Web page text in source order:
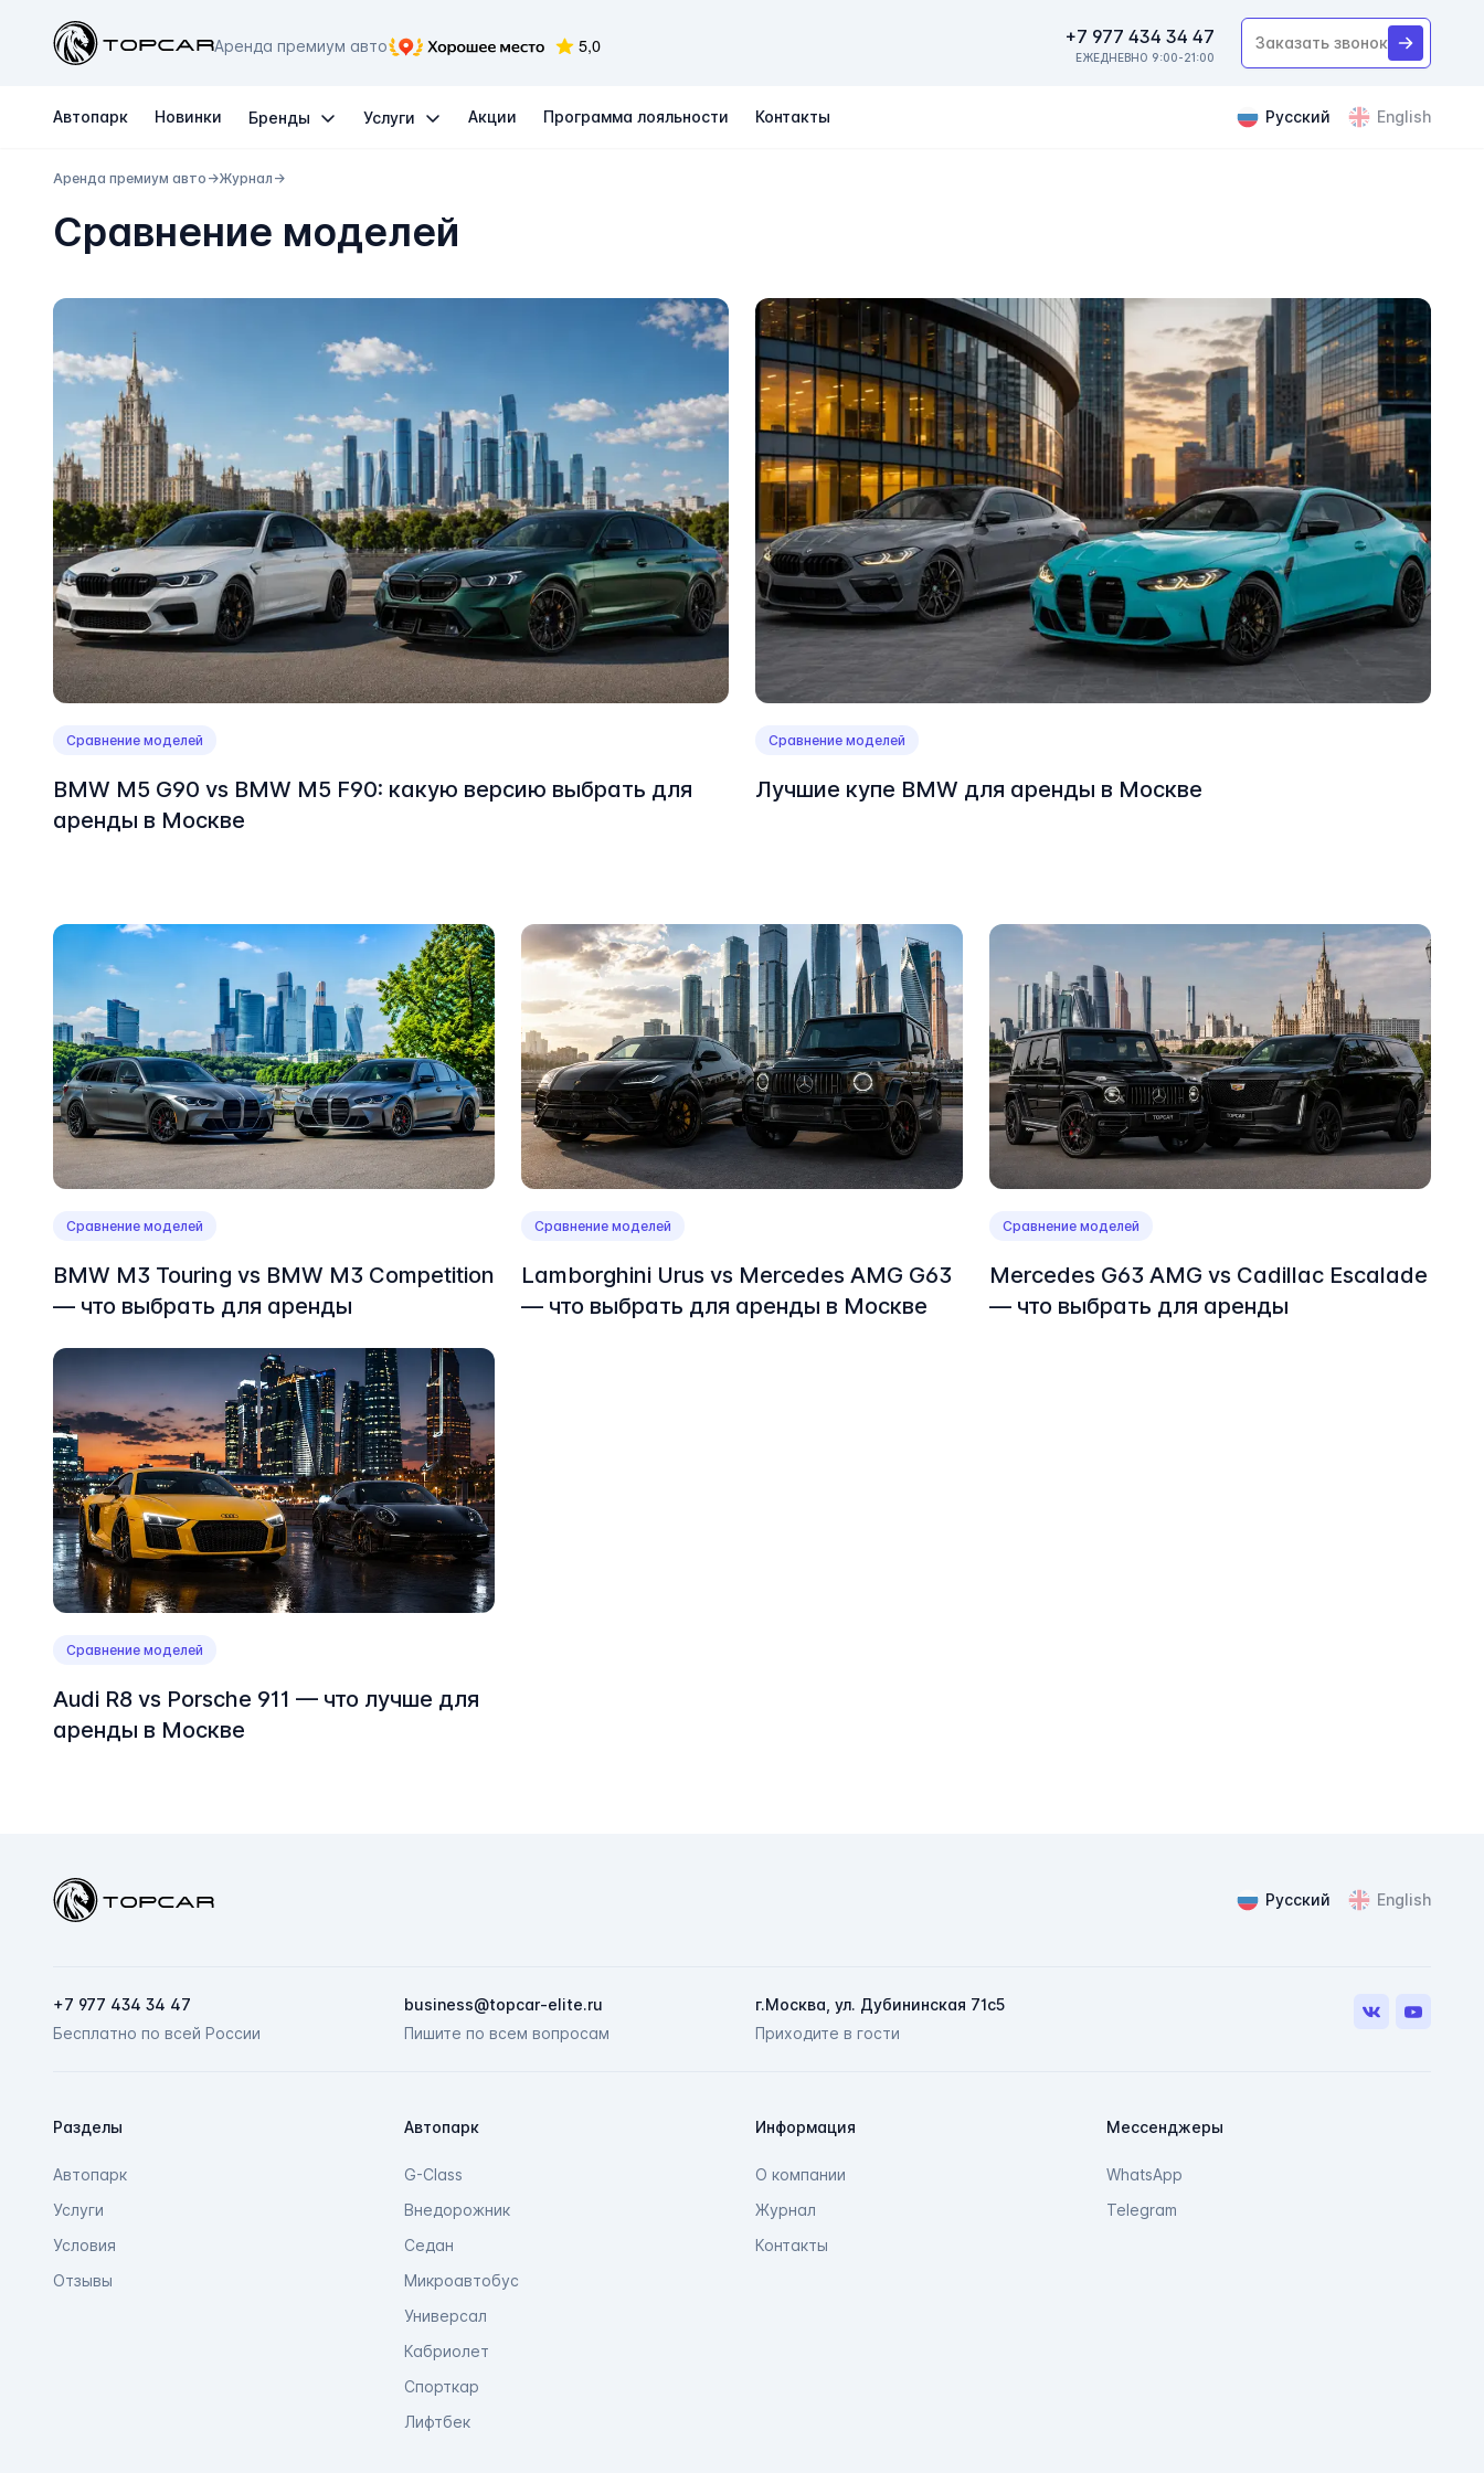
Topcar
Аренда премиум авто +7 977 434 34 47
ЕЖЕДНЕВНО 9:00-21:00
Заказать звонок
Автопарк Новинки Бренды Услуги Акции Программа лояльности Контакты Русский English
Аренда премиум авто →Журнал →
Сравнение моделей
Сравнение моделей
BMW M5 G90 vs BMW M5 F90: какую версию выбрать для
аренды в Москве
Сравнение моделей
Лучшие купе BMW для аренды в Москве
Сравнение моделей
BMW M3 Touring vs BMW M3 Competition
— что выбрать для аренды
Сравнение моделей
Lamborghini Urus vs Mercedes AMG G63
— что выбрать для аренды в Москве
Сравнение моделей
Mercedes G63 AMG vs Cadillac Escalade
— что выбрать для аренды
Сравнение моделей
Audi R8 vs Porsche 911 — что лучше для
аренды в Москве
Topcar Русский English
+7 977 434 34 47
Бесплатно по всей России
business@topcar-elite.ru
Пишите по всем вопросам
г.Москва, ул. Дубининская 71с5
Приходите в гости
VK Youtube
Разделы
Автопарк
Услуги
Условия
Отзывы
Автопарк
G-Class
Внедорожник
Седан
Микроавтобус
Универсал
Кабриолет
Спорткар
Лифтбек
Информация
О компании
Журнал
Контакты
Мессенджеры
WhatsApp
Telegram